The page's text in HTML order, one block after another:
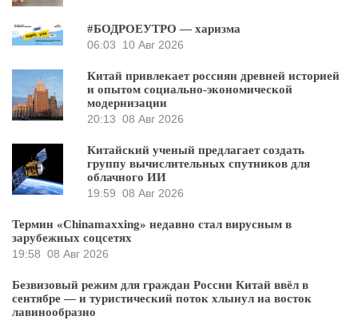
#БОДРОЕУТРО — харизма
06:03
10 Авг 2026
Китай привлекает россиян древней историей
и опытом социально-экономической
модернизации
20:13 08 Авг 2026
Китайский ученый предлагает создать
группу вычислительных спутников для
облачного ИИ
19:59 08 Авг 2026
Термин «Chinamaxxing» недавно стал вирусным в
зарубежных соцсетях
19:58 08 Авг 2026
Безвизовый режим для граждан России Китай ввёл в
сентябре — и туристический поток хлынул на восток
лавинообразно